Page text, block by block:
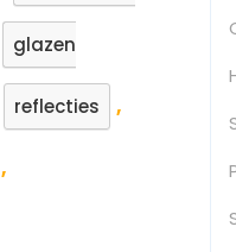
glazen
reflecties ,
,